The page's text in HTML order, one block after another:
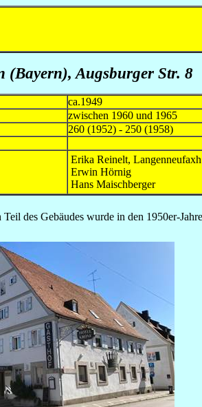
(Bayern), Augsburger Str. 8
ca.1949
zwischen 1960 und 1965
260 (1952) - 250 (1958)
Erika Reinelt,
Erwin Hörnig
Hans Maischberger
des Gebäudes wurde in den 1950er-